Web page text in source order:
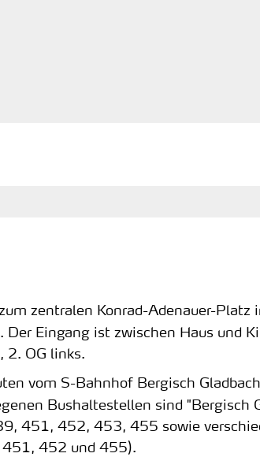
zentralen Konrad-Adenauer-Platz
Eingang ist zwischen Haus und
2. OG links.
vom S-Bahnhof Bergisch
Bushaltestellen sind "Bergisch
451, 452, 453, 455 sowie
452 und 455).